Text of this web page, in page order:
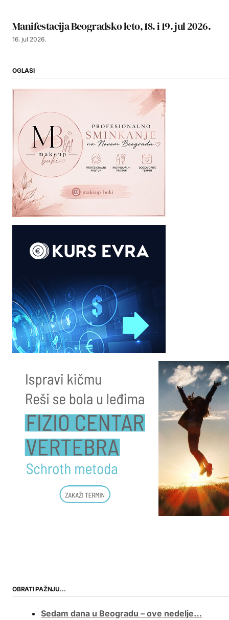
Manifestacija Beogradsko leto, 18. i 19. jul 2026.
16. jul 2026.
OGLASI
OBRATI PAŽNJU…
Sedam dana u Beogradu – ove nedelje…